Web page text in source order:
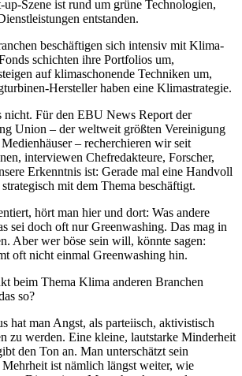
up-Szene ist rund um grüne Technologien,
entstanden.
beschäftigen sich intensiv mit Klima-
schichten ihre Portfolios um,
auf klimaschonende Techniken um,
Hersteller haben eine Klimastrategie.
nicht. Für den EBU News Report der
Union – der weltweit größten Vereinigung
– recherchieren wir seit
interviewen Chefredakteure, Forscher,
Erkenntnis ist: Gerade mal eine Handvoll
mit dem Thema beschäftigt.
hört man hier und dort: Was andere
sei doch oft nur Greenwashing. Das mag in
Aber wer böse sein will, könnte sagen:
oft nicht einmal Greenwashing hin.
beim Thema Klima anderen Branchen
so?
hat man Angst, als parteiisch, aktivistisch
zu werden. Eine kleine, lautstarke Minderheit
den Ton an. Man unterschätzt sein
ist nämlich längst weiter, wie